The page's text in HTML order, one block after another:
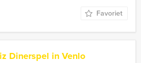
Favoriet
Dinerspel in Venlo